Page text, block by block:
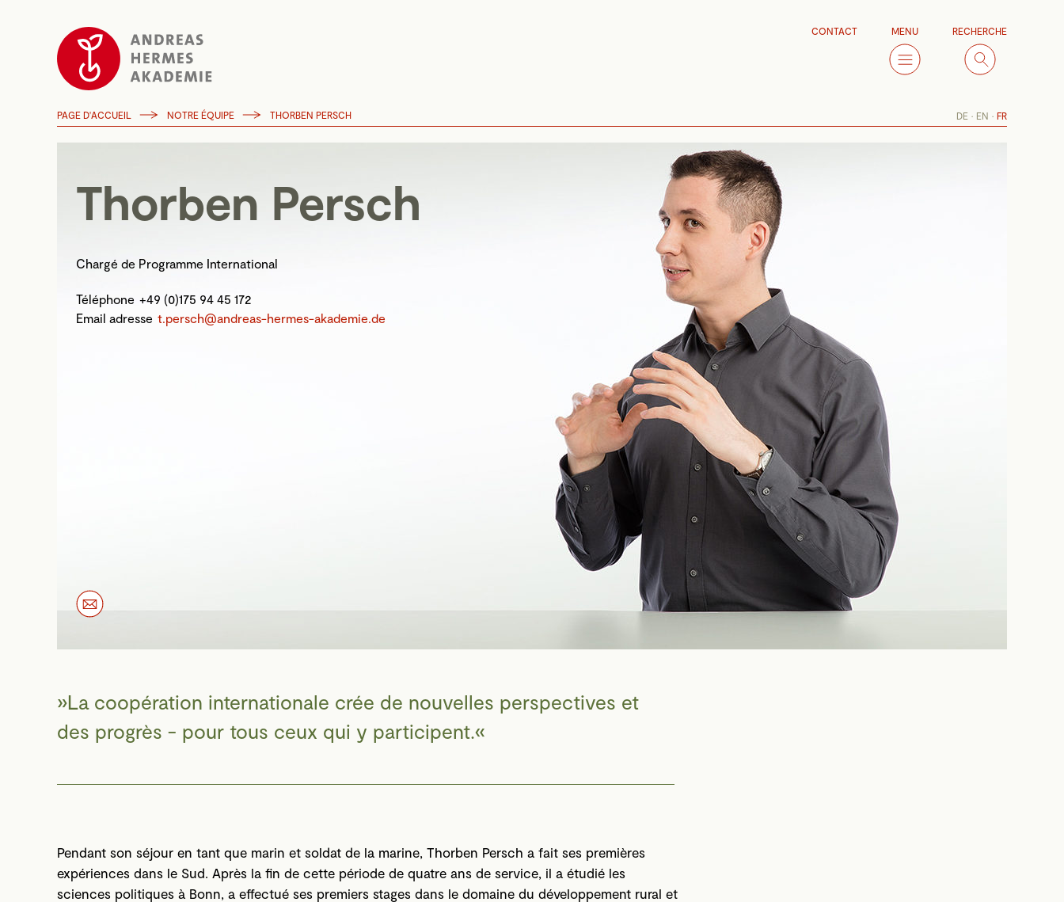
CONTACT MENU RECHERCHE
PAGE D'ACCUEIL NOTRE ÉQUIPE THORBEN PERSCH DE EN FR
Thorben Persch
Chargé de Programme International
Téléphone +49 (0)175 94 45 172
Email adresse t.persch@andreas-hermes-akademie.de
La coopération internationale crée de nouvelles perspectives et
des progrès - pour tous ceux qui y participent.
Pendant son séjour en tant que marin et soldat de la marine, Thorben Persch a fait ses premières
expériences dans le Sud. Après la fin de cette période de quatre ans de service, il a étudié les
sciences politiques à Bonn, a effectué ses premiers stages dans le domaine du développement rural et